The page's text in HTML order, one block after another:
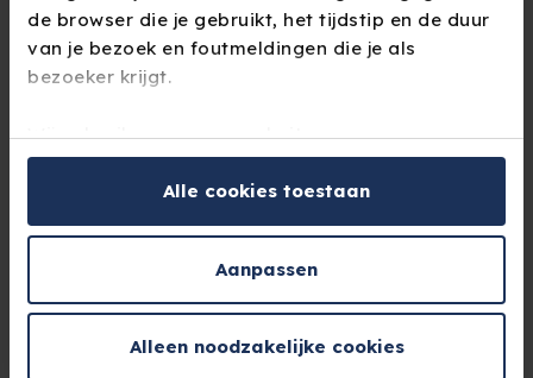
de browser die je gebruikt, het tijdstip en de duur
van je bezoek en foutmeldingen die je als
bezoeker krijgt.
Wij gebruiken op onze website geen
trackingcookies. Dit zijn cookies die bezoekers
tijdens het surfen over andere websites kunnen
volgen.
Je kunt de op jouw pc, tablet of mobiele telefoon
geplaatste cookies handmatig verwijderen door je
Alle cookies toestaan
Aanpassen
Alleen noodzakelijke cookies
toekomst
Jasper Maes, algemeen directeur van
Financieel Fit, is trots op de prijs: “Wij voelen ons
vereerd dat we na zeven jaar hard werken deze
mooie prijs in ontvangst mogen nemen. Het is